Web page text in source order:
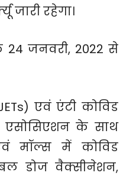
जारी रहेगा।
24 जनवरी, 2022 से
एवं एंटी कोविड
एसोसिएशन के साथ
मॉल्स में कोविड
डोज वैक्सीनेशन,